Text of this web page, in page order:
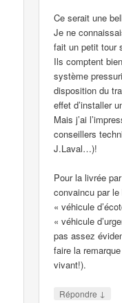
Ce serait une
Je ne
fait un petit tour
Ils comptent
système
disposition du
effet d’installer
Mais j’ai
conseillers
J.Laval…)!
Pour la livrée
convaincu par
« véhicule
« véhicule
pas assez
faire la
vivant!).
Répondre ↓